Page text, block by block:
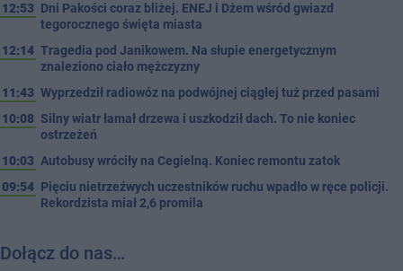
12:53 Dni Pakości coraz bliżej. ENEJ i Dżem wśród gwiazd
tegorocznego święta miasta
12:14 Tragedia pod Janikowem. Na słupie energetycznym
znaleziono ciało mężczyzny
11:43 Wyprzedził radiowóz na podwójnej ciągłej tuż przed pasami
10:08 Silny wiatr łamał drzewa i uszkodził dach. To nie koniec
ostrzeżeń
10:03 Autobusy wróciły na Cegielną. Koniec remontu zatok
09:54 Pięciu nietrzeźwych uczestników ruchu wpadło w ręce policji.
Rekordzista miał 2,6 promila
Dołącz do nas…